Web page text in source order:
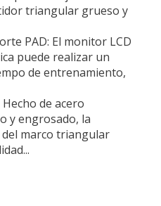
triangular grueso y
PAD: El monitor LCD
puede realizar un
de entrenamiento,
de acero
y engrosado, la
marco triangular